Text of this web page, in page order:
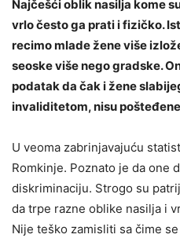
Najčešći oblik nasilja kome
vrlo često ga prati i fizičko.
recimo mlade žene više
seoske više nego gradske.
podatak da čak i žene
invaliditetom, nisu
U veoma zabrinjavajuću
Romkinje. Poznato je da one
diskriminaciju. Strogo su
da trpe razne oblike nasilja i
Nije teško zamisliti sa čime